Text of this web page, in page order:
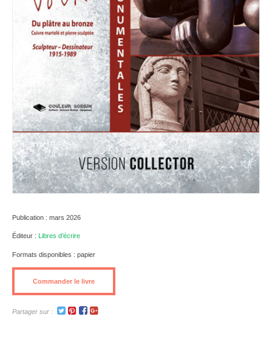
Publication : mars 2026
Éditeur : Libres d’écrire
Formats disponibles : papier
Commander le livre
Partager sur :